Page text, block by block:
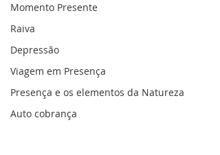
Momento Presente
Raiva
Depressão
Viagem em Presença
Presença e os elementos da Natureza
Auto cobrança